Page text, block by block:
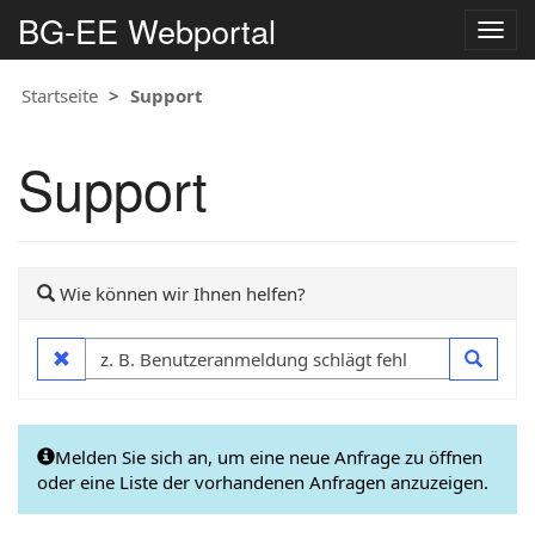
BG-EE Webportal
Startseite
Support
Support
Wie können wir Ihnen helfen?
Melden Sie sich an, um eine neue Anfrage zu öffnen
oder eine Liste der vorhandenen Anfragen anzuzeigen.